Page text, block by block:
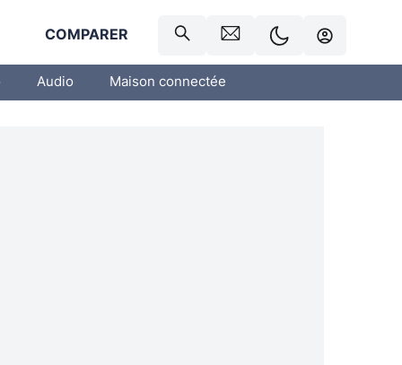
COMPARER
Audio Maison connectée